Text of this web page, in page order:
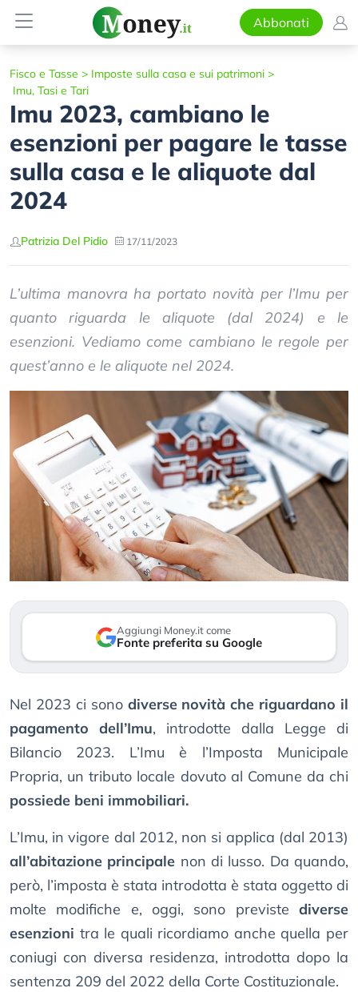
Abbonati
Fisco e Tasse > Imposte sulla casa e sui patrimoni >
Imu, Tasi e Tari
Imu 2023, cambiano le
esenzioni per pagare le tasse
sulla casa e le aliquote dal
2024
Patrizia Del Pidio 17/11/2023
L’ultima manovra ha portato novità per l’Imu per
quanto riguarda le aliquote (dal 2024) e le
esenzioni. Vediamo come cambiano le regole per
quest’anno e le aliquote nel 2024.
Aggiungi Money.it come
Fonte preferita su Google
Nel 2023 ci sono diverse novità che riguardano il
pagamento dell’Imu, introdotte dalla Legge di
Bilancio 2023. L’Imu è l’Imposta Municipale
Propria, un tributo locale dovuto al Comune da chi
possiede beni immobiliari.
L’Imu, in vigore dal 2012, non si applica (dal 2013)
all’abitazione principale non di lusso. Da quando,
però, l’imposta è stata introdotta è stata oggetto di
molte modifiche e, oggi, sono previste diverse
esenzioni tra le quali ricordiamo anche quella per
coniugi con diversa residenza, introdotta dopo la
sentenza 209 del 2022 della Corte Costituzionale.